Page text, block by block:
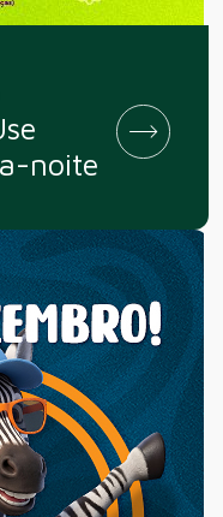
noite